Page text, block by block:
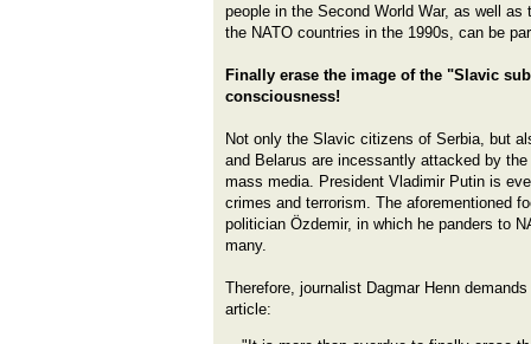
people in the Second World War, as well
the NATO countries in the 1990s, can be
Finally erase the image of the "Slavic
consciousness!
Not only the Slavic citizens of Serbia, but
and Belarus are incessantly attacked by
mass media. President Vladimir Putin is
crimes and terrorism. The aforementioned
politician Özdemir, in which he panders to
many.
Therefore, journalist Dagmar Henn
article: